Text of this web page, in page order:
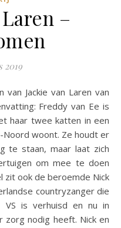
–
2019
Freddy van Ee is
haar twee katten in een
Noord woont. Ze houdt er
te staan, maar laat zich
om mee te doen
zit ook de beroemde Nick
countryzanger die
is verhuisd en nu in
zorg nodig heeft. Nick en